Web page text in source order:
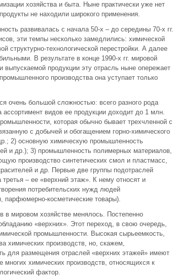
хозяйства и быта. Ныне практически уже нет
не находили широкого применения.
развивалась с начала 50-х – до середины 70-х гг.
эти темпы несколько замедлились: химической
структурно-технологической перестройки. А далее
В результате в конце 1990-х гг. мировой
продукции эту отрасль ныне опережает
производства она уступает только
очень большой сложностью: всего разного рода
видов ее продукции доходит до 1 млн.
которая обычно бывает трехчленной с
с добычей и обогащением горно-химического
2) основную химическую промышленность
и др.); 3) промышленность полимерных материалов,
производство синтетических смол и пластмасс,
и др. Первые две группы подотраслей
– ее «верхний этаж». К нему относят и
потребительских нужд людей
косметические товары).
в мировом хозяйстве менялось. Постепенно
«верхних». Этот переход, в свою очередь,
промышленности. Высокая сырьеемкость,
химических производств, но, скажем,
для размещения отраслей «верхних этажей» имеют
химических производств, относящихся к
фактор.